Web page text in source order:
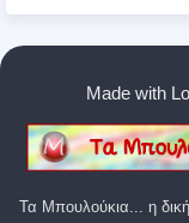
Made with
Τα Μπουλούκια... η